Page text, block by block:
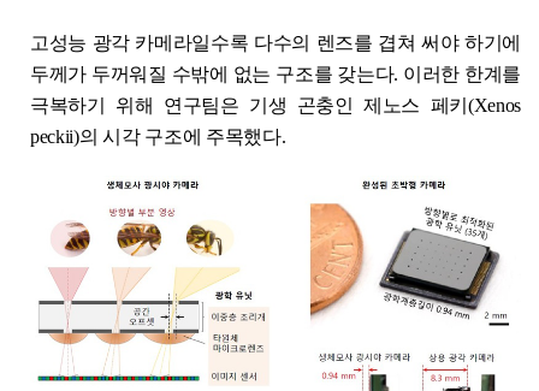
고성능 광각 카메라일수록 다수의 렌즈를 겹쳐 써야 하기에
두께가 두꺼워질 수밖에 없는 구조를 갖는다. 이러한 한계를
극복하기 위해 연구팀은 기생 곤충인 제노스 페키(Xenos
peckii)의 시각 구조에 주목했다.